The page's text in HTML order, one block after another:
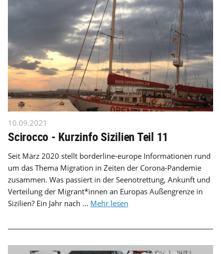
10.09.2021
Scirocco - Kurzinfo Sizilien Teil 11
Seit März 2020 stellt borderline-europe Informationen rund
um das Thema Migration in Zeiten der Corona-Pandemie
zusammen. Was passiert in der Seenotrettung, Ankunft und
Verteilung der Migrant*innen an Europas Außengrenze in
Sizilien? Ein Jahr nach ... Mehr lesen